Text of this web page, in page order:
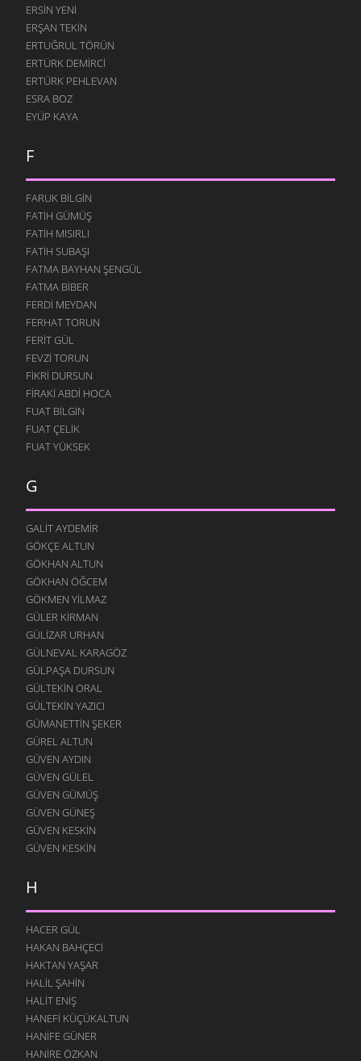
ERSIN YENI
ERŞAN TEKIN
ERTUĞRUL TÖRÜN
ERTÜRK DEMIRCI
ERTÜRK PEHLEVAN
ESRA BOZ
EYÜP KAYA
F
FARUK BILGIN
FATIH GÜMÜŞ
FATIH MISIRLI
FATIH SUBAŞI
FATMA BAYHAN ŞENGÜL
FATMA BIBER
FERDI MEYDAN
FERHAT TORUN
FERIT GÜL
FEVZI TORUN
FIKRI DURSUN
FIRAKI ABDI HOCA
FUAT BILGIN
FUAT ÇELIK
FUAT YÜKSEK
G
GALIT AYDEMIR
GÖKÇE ALTUN
GÖKHAN ALTUN
GÖKHAN ÖĞCEM
GÖKMEN YILMAZ
GÜLER KIRMAN
GÜLIZAR URHAN
GÜLNEVAL KARAGÖZ
GÜLPAŞA DURSUN
GÜLTEKIN ORAL
GÜLTEKIN YAZICI
GÜMANETTIN ŞEKER
GÜREL ALTUN
GÜVEN AYDIN
GÜVEN GÜLEL
GÜVEN GÜMÜŞ
GÜVEN GÜNEŞ
GÜVEN KESKIN
GÜVEN KESKIN
H
HACER GÜL
HAKAN BAHÇECI
HAKTAN YAŞAR
HALIL ŞAHIN
HALIT ENIŞ
HANEFI KÜÇÜKALTUN
HANIFE GÜNER
HANIRE ÖZKAN